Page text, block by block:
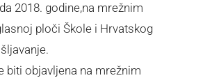
2018. godine,na mrežnim
ploči Škole i Hrvatskog
biti objavljena na mrežnim